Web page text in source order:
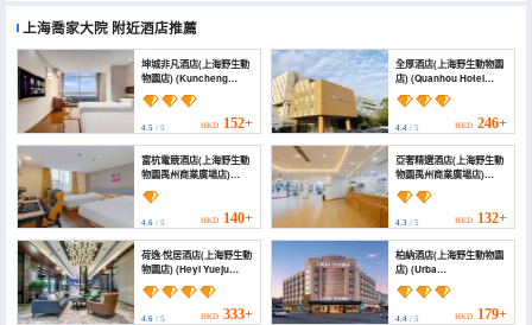
上海喬家大院 附近酒店推薦
坤城非凡酒店(上海野生動
物園店) (Kuncheng
Extraordinary Hotel
(Shanghai Wild Animal
4.5 / 5 HKD 152+
全厚酒店(上海野生動物園
店) (Quanhou Hotel
(Shanghai Wildlife
Park))
4.4/ 5 HKD 246+
富杭電競酒店(上海野生動
物園禹州商業廣場店)
(Fuhang E-Sports Hotel
(Shanghai Wildlife Park
Yuzhou Commercial
Plaza))
4.6 / 5 HKD 140+
亞奢精選酒店(上海野生動
物園禹州商業廣場店)
(YaShe Hotel (Shanghai
Wild Animal Park))
4.3/ 5 HKD 132+
荷逸·悅居酒店(上海野生動
物園店) (Heyi Yueju
Hotel (Shanghai
International Tourism
and Resorts Zone))
4.6 / 5 HKD 333+
柏納酒店(上海野生動物園
店) (Urba
Hotel(Shanghai Wild
Animal Park))
4.4/ 5 HKD 179+